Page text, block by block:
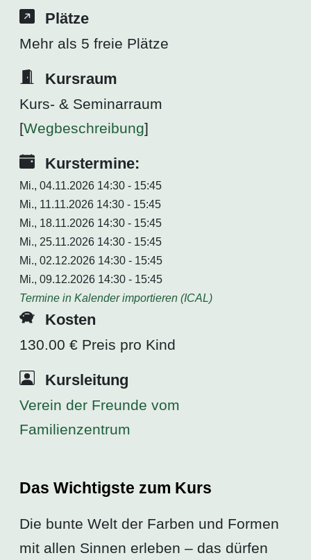
Plätze
Mehr als 5 freie Plätze
Kursraum
Kurs- & Seminarraum
[Wegbeschreibung]
Kurstermine:
Mi., 04.11.2026 14:30 - 15:45
Mi., 11.11.2026 14:30 - 15:45
Mi., 18.11.2026 14:30 - 15:45
Mi., 25.11.2026 14:30 - 15:45
Mi., 02.12.2026 14:30 - 15:45
Mi., 09.12.2026 14:30 - 15:45
Termine in Kalender importieren (ICAL)
Kosten
130.00 € Preis pro Kind
Kursleitung
Verein der Freunde vom
Familienzentrum
Das Wichtigste zum Kurs
Die bunte Welt der Farben und Formen
mit allen Sinnen erleben – das dürfen